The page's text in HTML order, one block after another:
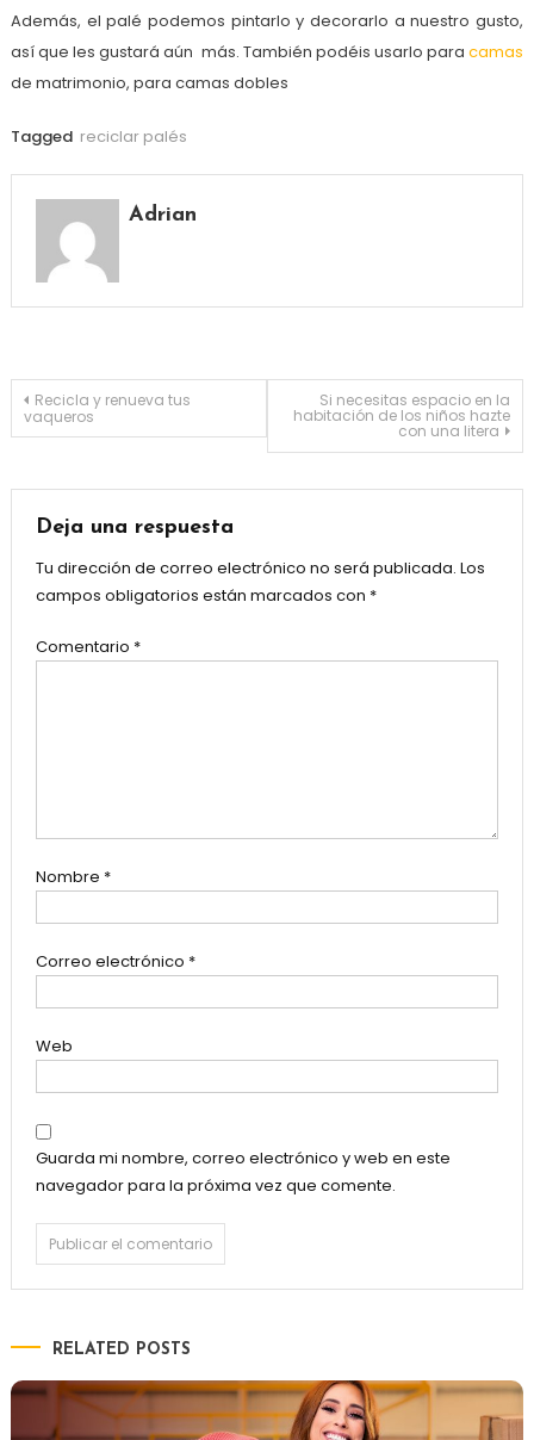
Además, el palé podemos pintarlo y decorarlo a nuestro gusto,
así que les gustará aún más. También podéis usarlo paracamas
de matrimonio, para camas dobles
Tagged reciclar palés
Adrian
Navegación
entradas
Recicla y renueva tus
vaqueros
Si necesitas espacio en la
habitación de los niños hazte
con una litera
Deja una respuesta
Tu dirección de correo electrónico no será publicada. Los
campos obligatorios están marcados con *
Comentario *
Nombre *
Correo electrónico *
Web
Guarda mi nombre, correo electrónico y web en este
navegador para la próxima vez que comente.
RELATED POSTS